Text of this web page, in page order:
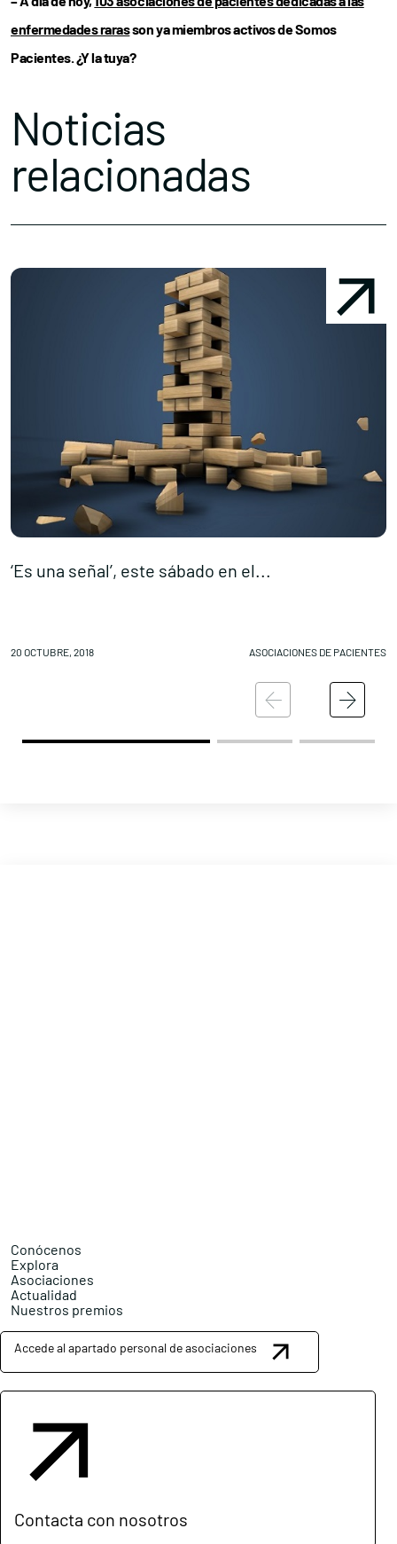
enfermedades rarasson ya miembros activos de Somos
Pacientes. ¿Y la tuya?
Noticias
relacionadas
‘Es una señal’, este sábado en el...
20 OCTUBRE, 2018 ASOCIACIONES DE PACIENTES
Conócenos
Explora
Asociaciones
Actualidad
Nuestros premios
Accede al apartado personal de asociaciones
Contacta con nosotros